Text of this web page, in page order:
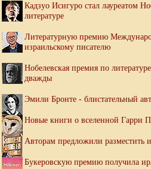
Кадзуо Исигуро стал лауреатом
литературе
Литературную премию
израильскому писателю
Нобелевская премия по
дважды
Эмили Бронте - блистательный
Новые книги о вселенной Гарри
Авторам предложили разместить
Букеровскую премию получила